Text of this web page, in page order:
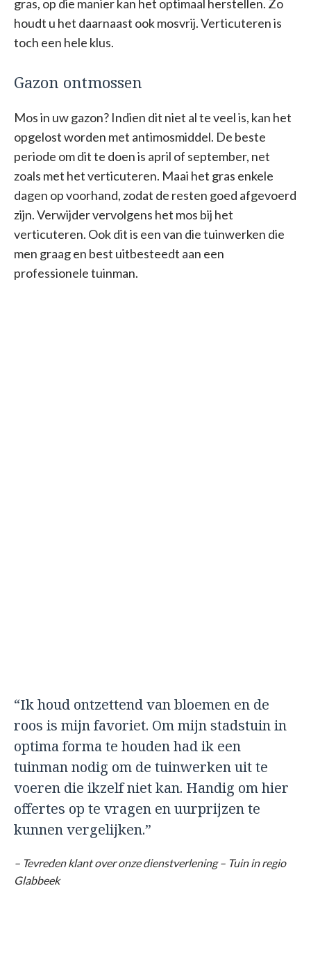
gras, op die manier kan het optimaal herstellen. Zo
houdt u het daarnaast ook mosvrij. Verticuteren is
toch een hele klus.
Gazon ontmossen
Mos in uw gazon? Indien dit niet al te veel is, kan het
opgelost worden met antimosmiddel. De beste
periode om dit te doen is april of september, net
zoals met het verticuteren. Maai het gras enkele
dagen op voorhand, zodat de resten goed afgevoerd
zijn. Verwijder vervolgens het mos bij het
verticuteren. Ook dit is een van die tuinwerken die
men graag en best uitbesteedt aan een
professionele tuinman.
“Ik houd ontzettend van bloemen en de
roos is mijn favoriet. Om mijn stadstuin in
optima forma te houden had ik een
tuinman nodig om de tuinwerken uit te
voeren die ikzelf niet kan. Handig om hier
offertes op te vragen en uurprijzen te
kunnen vergelijken.”
– Tevreden klant over onze dienstverlening – Tuin in regio
Glabbeek